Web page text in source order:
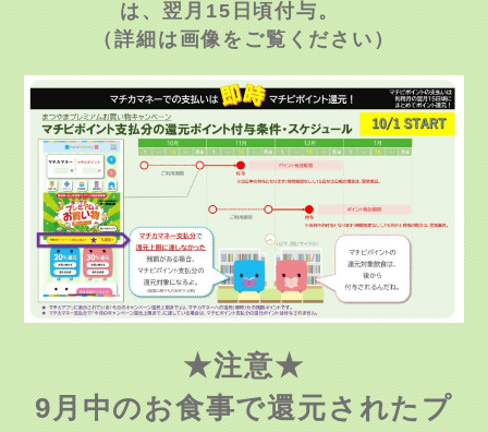
は、翌月15日頃付与。
（詳細は画像をご覧ください）
★注意★
9月中のお食事で還元されたプ